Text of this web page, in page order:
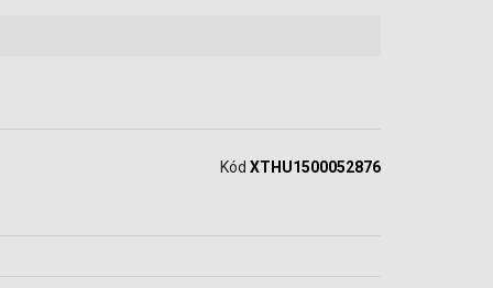
Kód XTHU1500052876